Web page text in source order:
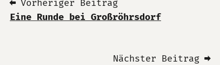
⬅ Vorheriger Beitrag
Eine Runde bei Großröhrsdorf
Nächster Beitrag ➡